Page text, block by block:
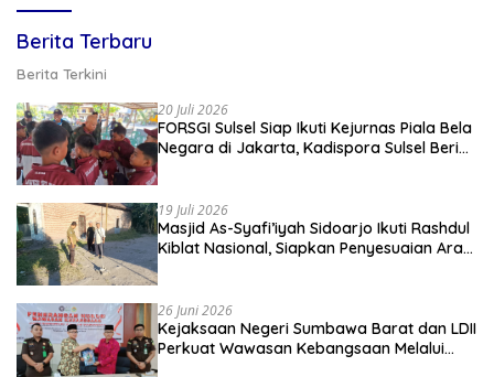
Berita Terbaru
Berita Terkini
20 Juli 2026
FORSGI Sulsel Siap Ikuti Kejurnas Piala Bela
Negara di Jakarta, Kadispora Sulsel Beri
19 Juli 2026
Masjid As-Syafi’iyah Sidoarjo Ikuti Rashdul
Kiblat Nasional, Siapkan Penyesuaian Arah
26 Juni 2026
Kejaksaan Negeri Sumbawa Barat dan LDII
Perkuat Wawasan Kebangsaan Melalui